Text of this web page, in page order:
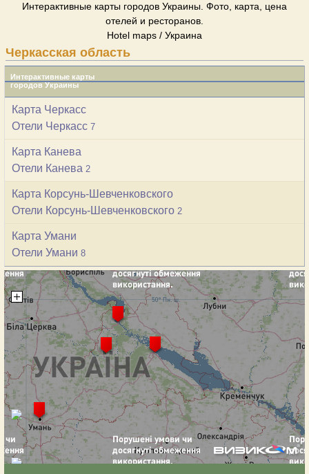
Интерактивные карты городов Украины. Фото, карта, цена
отелей и ресторанов.
Hotel maps / Украина
Черкасская область
Интерактивные карты
городов Украины
Карта Черкасс
Отели Черкасс 7
Карта Канева
Отели Канева 2
Карта Корсунь-Шевченковского
Отели Корсунь-Шевченковского 2
Карта Умани
Отели Умани 8